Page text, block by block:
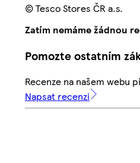
© Tesco Stores ČR a.s.
Zatím nemáme žádnou
Pomozte ostatním
Recenze na našem webu
Napsat recenzi